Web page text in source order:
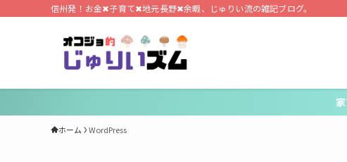
信州発！お金✖子育て✖地元長野✖余暇、じゅりい流の雑記ブログ。
ホーム WordPress